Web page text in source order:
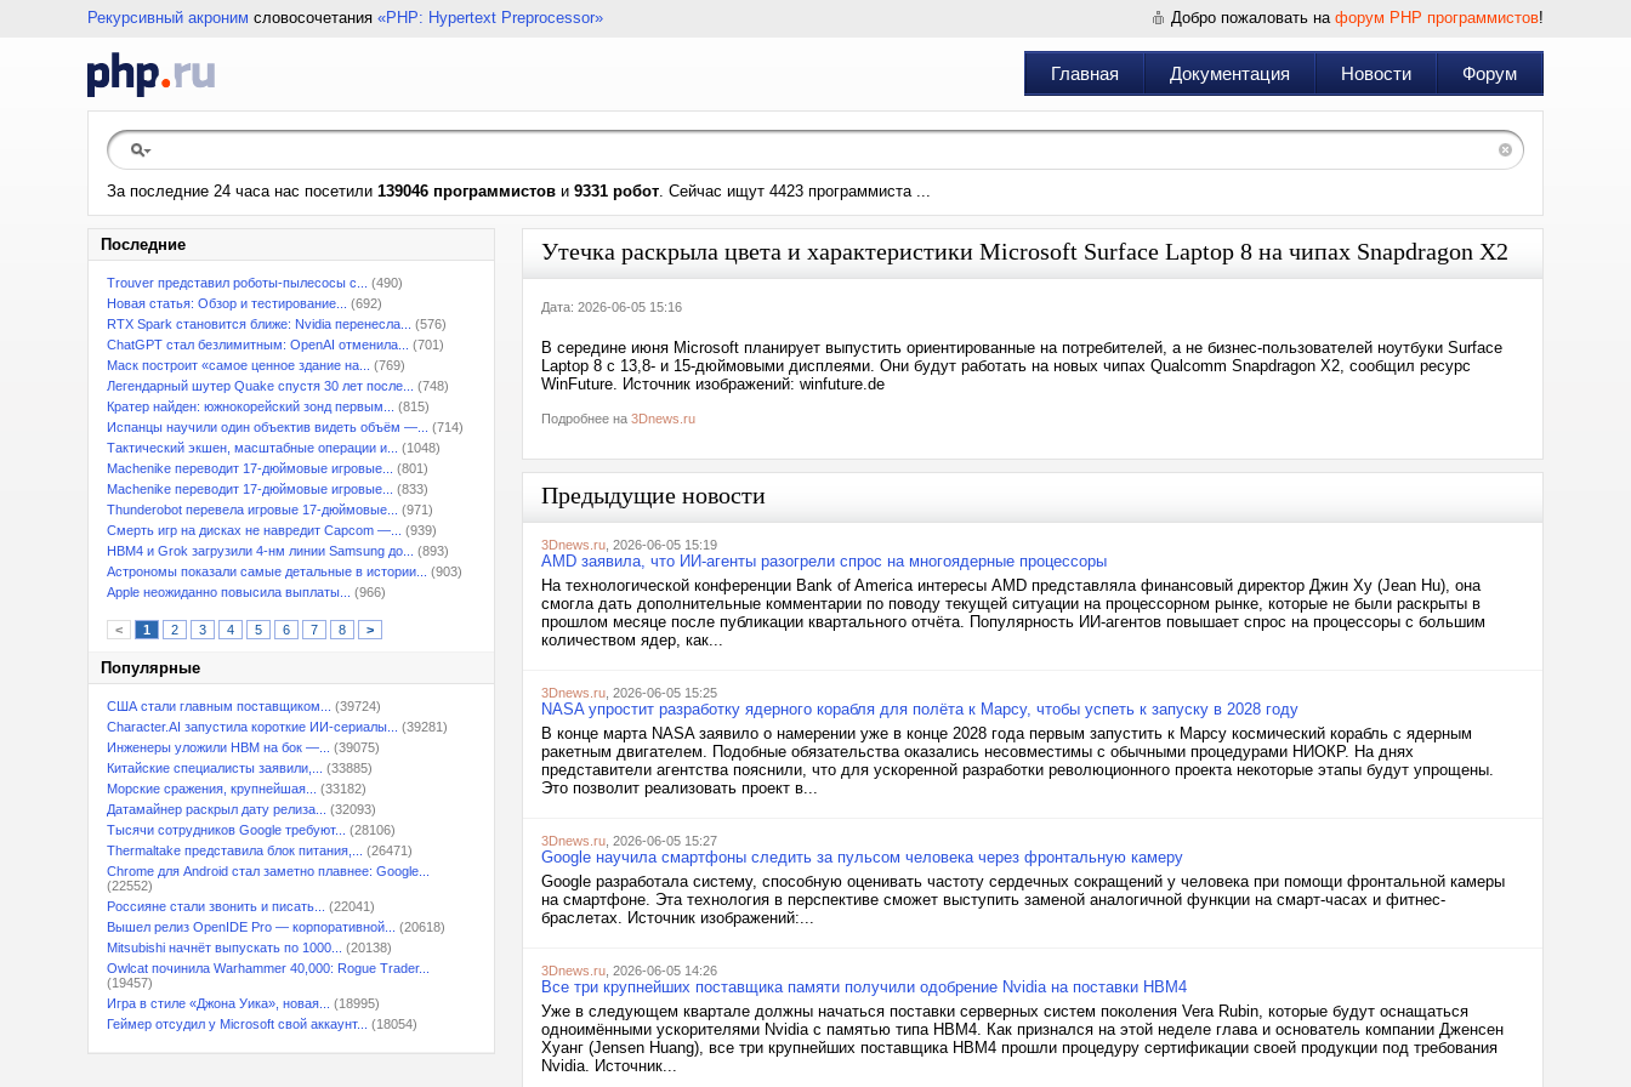
Рекурсивный акроним словосочетания «PHP: Hypertext Preprocessor» Добро пожаловать на форум PHP программистов!
Главная Документация Новости Форум
За последние 24 часа нас посетили 139046 программистов и 9331 робот. Сейчас ищут 4423 программиста ...
Последние
Trouver представил роботы-пылесосы с...
(490)
Новая статья: Обзор и тестирование...
(692)
RTX Spark становится ближе: Nvidia перенесла...
(576)
ChatGPT стал безлимитным: OpenAI отменила...
(701)
Маск построит «самое ценное здание на...
(769)
Легендарный шутер Quake спустя 30 лет после...
(748)
Кратер найден: южнокорейский зонд первым...
(815)
Испанцы научили один объектив видеть объём —...
(714)
Тактический экшен, масштабные операции и...
(1048)
Machenike переводит 17-дюймовые игровые...
(801)
Machenike переводит 17-дюймовые игровые...
(833)
Thunderobot перевела игровые 17-дюймовые...
(971)
Смерть игр на дисках не навредит Capcom —...
(939)
HBM4 и Grok загрузили 4-нм линии Samsung до...
(893)
Астрономы показали самые детальные в истории...
(903)
Apple неожиданно повысила выплаты...
(966)
< 1 2 3 4 5 6 7 8 >
Популярные
США стали главным поставщиком...
(39724)
Character.AI запустила короткие ИИ-сериалы...
(39281)
Инженеры уложили HBM на бок —...
(39075)
Китайские специалисты заявили,...
(33885)
Морские сражения, крупнейшая...
(33182)
Датамайнер раскрыл дату релиза...
(32093)
Тысячи сотрудников Google требуют...
(28106)
Thermaltake представила блок питания,...
(26471)
Chrome для Android стал заметно плавнее: Google...
(22552)
Россияне стали звонить и писать...
(22041)
Вышел релиз OpenIDE Pro — корпоративной...
(20618)
Mitsubishi начнёт выпускать по 1000...
(20138)
Owlcat починила Warhammer 40,000: Rogue Trader...
(19457)
Игра в стиле «Джона Уика», новая...
(18995)
Геймер отсудил у Microsoft свой аккаунт...
(18054)
Утечка раскрыла цвета и характеристики Microsoft Surface Laptop 8 на чипах Snapdragon X2
Дата: 2026-06-05 15:16
В середине июня Microsoft планирует выпустить ориентированные на потребителей, а не бизнес-пользователей ноутбуки Surface
Laptop 8 с 13,8- и 15-дюймовыми дисплеями. Они будут работать на новых чипах Qualcomm Snapdragon X2, сообщил ресурс
WinFuture. Источник изображений: winfuture.de
Подробнее на 3Dnews.ru
Предыдущие новости
3Dnews.ru , 2026-06-05 15:19
AMD заявила, что ИИ-агенты разогрели спрос на многоядерные процессоры
На технологической конференции Bank of America интересы AMD представляла финансовый директор Джин Ху (Jean Hu), она
смогла дать дополнительные комментарии по поводу текущей ситуации на процессорном рынке, которые не были раскрыты в
прошлом месяце после публикации квартального отчёта. Популярность ИИ-агентов повышает спрос на процессоры с большим
количеством ядер, как...
3Dnews.ru , 2026-06-05 15:25
NASA упростит разработку ядерного корабля для полёта к Марсу, чтобы успеть к запуску в 2028 году
В конце марта NASA заявило о намерении уже в конце 2028 года первым запустить к Марсу космический корабль с ядерным
ракетным двигателем. Подобные обязательства оказались несовместимы с обычными процедурами НИОКР. На днях
представители агентства пояснили, что для ускоренной разработки революционного проекта некоторые этапы будут упрощены.
Это позволит реализовать проект в...
3Dnews.ru , 2026-06-05 15:27
Google научила смартфоны следить за пульсом человека через фронтальную камеру
Google разработала систему, способную оценивать частоту сердечных сокращений у человека при помощи фронтальной камеры
на смартфоне. Эта технология в перспективе сможет выступить заменой аналогичной функции на смарт-часах и фитнес-
браслетах. Источник изображений:...
3Dnews.ru , 2026-06-05 14:26
Все три крупнейших поставщика памяти получили одобрение Nvidia на поставки HBM4
Уже в следующем квартале должны начаться поставки серверных систем поколения Vera Rubin, которые будут оснащаться
одноимёнными ускорителями Nvidia с памятью типа HBM4. Как признался на этой неделе глава и основатель компании Дженсен
Хуанг (Jensen Huang), все три крупнейших поставщика HBM4 прошли процедуру сертификации своей продукции под требования
Nvidia. Источник...